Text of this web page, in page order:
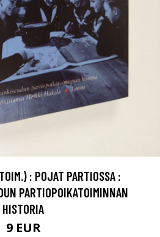
: POJAT PARTIOSSA :
PARTIOPOIKATOIMINNAN
HISTORIA
9 EUR